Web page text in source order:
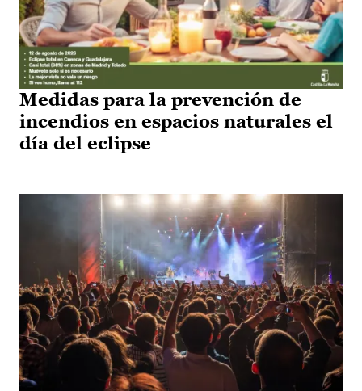
Medidas para la prevención de
incendios en espacios naturales el
día del eclipse